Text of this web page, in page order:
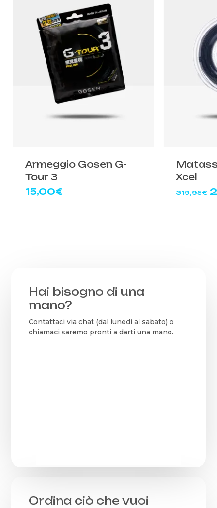
Armeggio Gosen G-
Tour 3
15,00€
Xcel
319,95€ Il
Hai bisogno di una
mano?
Contattaci via chat (dal lunedì al sabato) o
chiamaci saremo pronti a darti una mano.
Ordina ciò che vuoi